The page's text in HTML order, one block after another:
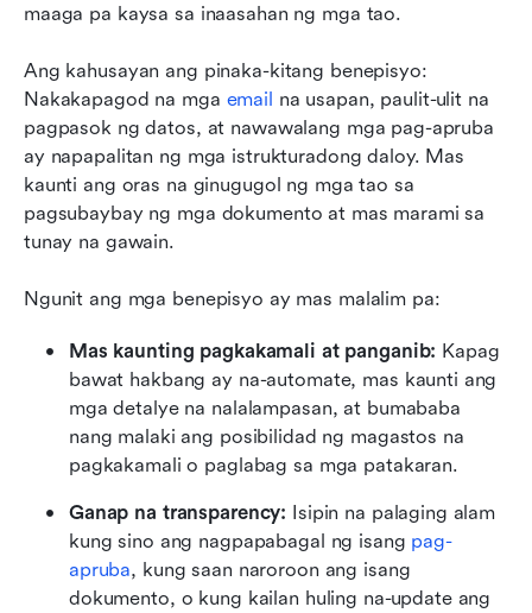
maaga pa kaysa sa inaasahan ng mga tao.
Ang kahusayan ang pinaka-kitang benepisyo:
Nakakapagod na mga email na usapan, paulit-ulit na
pagpasok ng datos, at nawawalang mga pag-apruba
ay napapalitan ng mga istrukturadong daloy. Mas
kaunti ang oras na ginugugol ng mga tao sa
pagsubaybay ng mga dokumento at mas marami sa
tunay na gawain.
Ngunit ang mga benepisyo ay mas malalim pa:
Mas kaunting pagkakamali at panganib: Kapag
bawat hakbang ay na-automate, mas kaunti ang
mga detalye na nalalampasan, at bumababa
nang malaki ang posibilidad ng magastos na
pagkakamali o paglabag sa mga patakaran.
Ganap na transparency: Isipin na palaging alam
kung sino ang nagpapabagal ng isang pag-
apruba, kung saan naroroon ang isang
dokumento, o kung kailan huling na-update ang